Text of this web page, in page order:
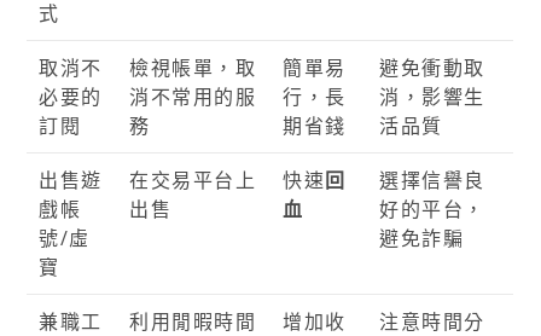
式
取消不
必要的
訂閱
檢視帳單，取
消不常用的服
務
簡單易
行，長
期省錢
避免衝動取
消，影響生
活品質
出售遊
戲帳
號/虛
寶
在交易平台上
出售
快速回
血
選擇信譽良
好的平台，
避免詐騙
兼職工
利用閒暇時間
增加收
注意時間分